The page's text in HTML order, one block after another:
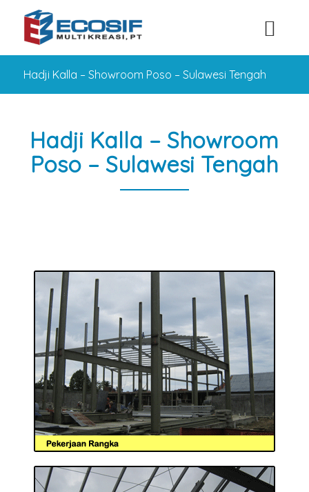
Hadji Kalla – Showroom Poso – Sulawesi Tengah
Hadji Kalla – Showroom
Poso – Sulawesi Tengah